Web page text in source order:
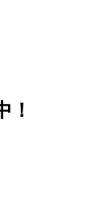
！